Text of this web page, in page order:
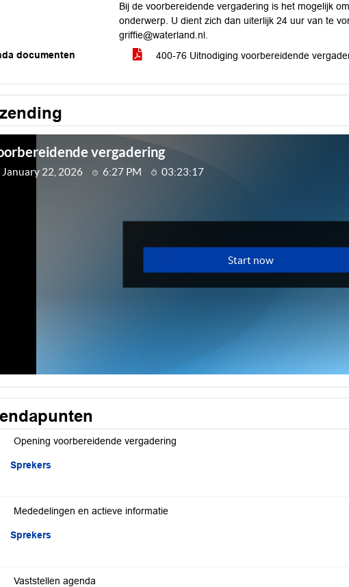
Bij de voorbereidende vergadering is het mogelijk
onderwerp. U dient zich dan uiterlijk 24 uur van te
griffie@waterland.nl.
documenten
400-76 Uitnodiging voorbereidende
Opening voorbereidende vergadering
Sprekers
Mededelingen en actieve informatie
Sprekers
Vaststellen agenda